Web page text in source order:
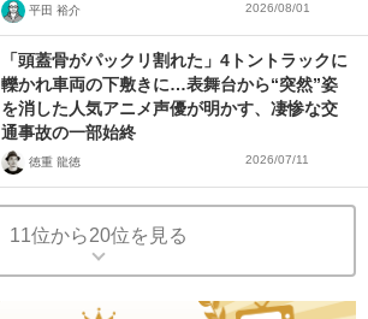
平田 裕介 2026/08/01
「頭蓋骨がパックリ割れた」4トントラックに
轢かれ車両の下敷きに…表舞台から“突然”姿
を消した人気アニメ声優が明かす、凄惨な交
通事故の一部始終
徳重 龍徳 2026/07/11
11位から20位を見る